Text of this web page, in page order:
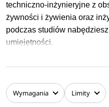
techniczno-inżynieryjne z
żywności i żywienia oraz
podczas studiów
umiejętności.
Po ukończeniu studiów
związanej z przemysłem
pokrewnymi lecz również w
Wymagania Limity